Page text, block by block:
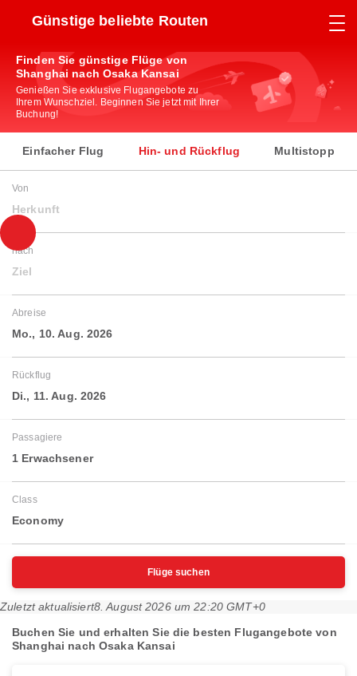
Günstige beliebte Routen
Finden Sie günstige Flüge von
Shanghai nach Osaka Kansai
Genießen Sie exklusive Flugangebote zu
Ihrem Wunschziel. Beginnen Sie jetzt mit Ihrer
Buchung!
Einfacher Flug Hin- und Rückflug Multistopp
Von
Herkunft
nach
Ziel
Abreise
Mo., 10. Aug. 2026
Rückflug
Di., 11. Aug. 2026
Passagiere
1 Erwachsener
Class
Economy
Flüge suchen
Zuletzt aktualisiert8. August 2026 um 22:20 GMT+0
Buchen Sie und erhalten Sie die besten Flugangebote von
Shanghai nach Osaka Kansai